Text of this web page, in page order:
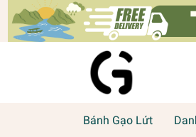
Bánh Gạo Lứt